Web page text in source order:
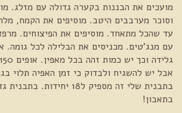
מועכים את הבננות בקערה גדולה עם מזלג.
וסוכר מערבבים היטב. מוסיפים את הקמח,
עד שהכל מתאחד. מוסיפים את הפיצוחים.
עם מנג'טים. מכניסים את הבלילה לכל
אבל יש להשגיח ולבדוק כי זמן האפיה תלוי
בתאבון!